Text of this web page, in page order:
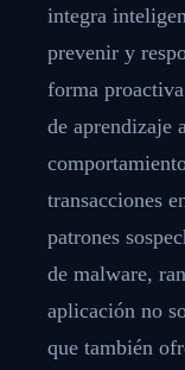
integra
prevenir y
forma
de aprendizaje
transacciones
patrones
de malware,
aplicación no
que también